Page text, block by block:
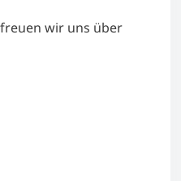
wir uns über